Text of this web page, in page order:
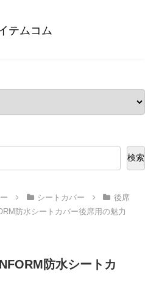
テムコム
検索
シートカバー
後席
防水シートカバー後席用の魅力
防水シートカ